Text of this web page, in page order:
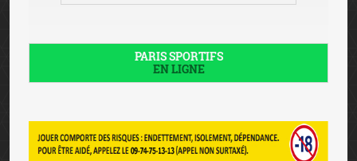
PARIS SPORTIFS
EN LIGNE